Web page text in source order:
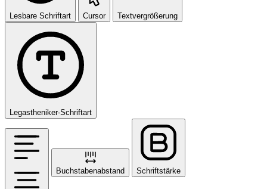
Lesbare Schriftart Cursor Textvergrößerung
Legastheniker-Schriftart
Buchstabenabstand Schriftstärke